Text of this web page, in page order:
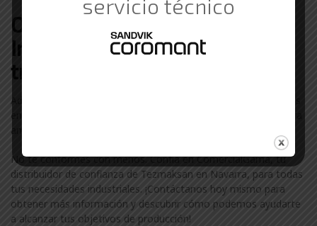
Otras marcas de Suministros
Industriales con las que
trabajamos en Navarra
Además de Tezmaksan, colaboramos con otras marcas líderes
en el sector industrial en Navarra. Descubre más sobre nuestra
amplia gama de marcas visitando nuestra
No te conformes con menos. Confía en ComercialGama, tu
distribuidor de confianza de Tezmaksan en Navarra, para todas
tus necesidades industriales. ¡Contáctanos hoy mismo para
obtener más información y descubrir cómo podemos ayudarte
a alcanzar tus objetivos de producción!
servicio técnico